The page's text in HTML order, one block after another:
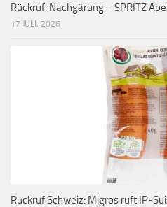
Rückruf: Nachgärung – SPRITZ
17 JULI, 2026
Rückruf Schweiz: Migros ruft IP-